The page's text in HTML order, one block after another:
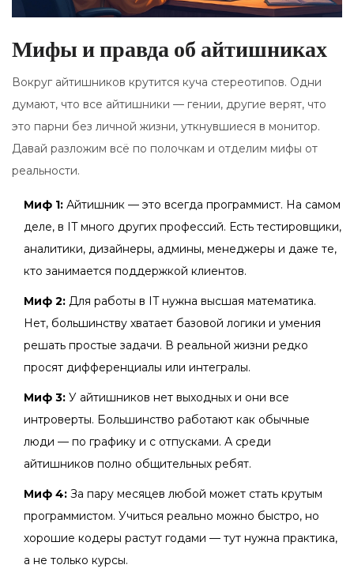
Мифы и правда об айтишниках
Вокруг айтишников крутится куча стереотипов. Одни
думают, что все айтишники — гении, другие верят, что
это парни без личной жизни, уткнувшиеся в монитор.
Давай разложим всё по полочкам и отделим мифы от
реальности.
Миф 1: Айтишник — это всегда программист. На самом
деле, в IT много других профессий. Есть тестировщики,
аналитики, дизайнеры, админы, менеджеры и даже те,
кто занимается поддержкой клиентов.
Миф 2: Для работы в IT нужна высшая математика.
Нет, большинству хватает базовой логики и умения
решать простые задачи. В реальной жизни редко
просят дифференциалы или интегралы.
Миф 3: У айтишников нет выходных и они все
интроверты. Большинство работают как обычные
люди — по графику и с отпусками. А среди
айтишников полно общительных ребят.
Миф 4: За пару месяцев любой может стать крутым
программистом. Учиться реально можно быстро, но
хорошие кодеры растут годами — тут нужна практика,
а не только курсы.